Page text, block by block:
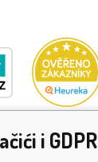
i GDPR